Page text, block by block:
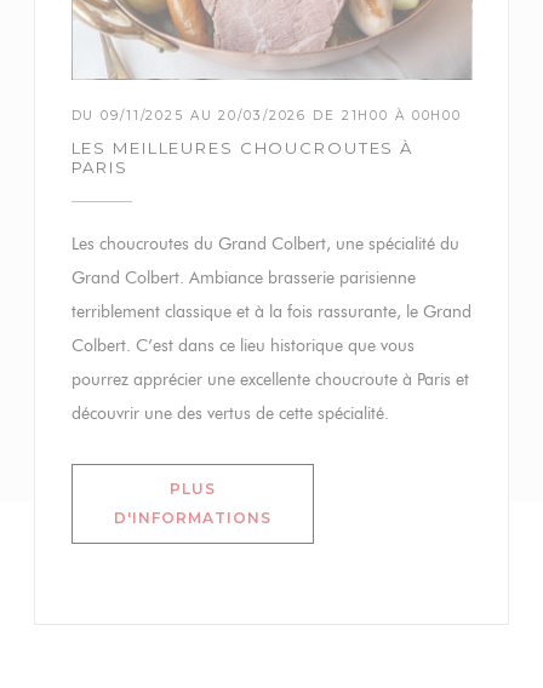
DU 09/11/2025 AU 20/03/2026 DE 21H00 À 00H00
LES MEILLEURES CHOUCROUTES À
PARIS
Les choucroutes du Grand Colbert, une spécialité du
Grand Colbert. Ambiance brasserie parisienne
terriblement classique et à la fois rassurante, le Grand
Colbert. C’est dans ce lieu historique que vous
pourrez apprécier une excellente choucroute à Paris et
découvrir une des vertus de cette spécialité.
PLUS
D'INFORMATIONS((OUVRE UNE NOUVELLE